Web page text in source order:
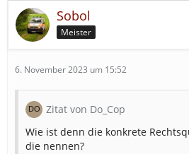
Sobol
Meister
6. November 2023 um 15:52
Zitat von Do_Cop
Wie ist denn die konkrete
die nennen?